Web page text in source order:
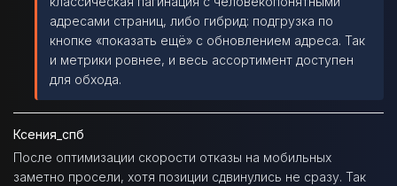
адресами страниц, либо гибрид: подгрузка по
кнопке «показать ещё» с обновлением адреса. Так
и метрики ровнее, и весь ассортимент доступен
для обхода.
Ксения_спб
После оптимизации скорости отказы на мобильных
заметно просели, хотя позиции сдвинулись не сразу. Так